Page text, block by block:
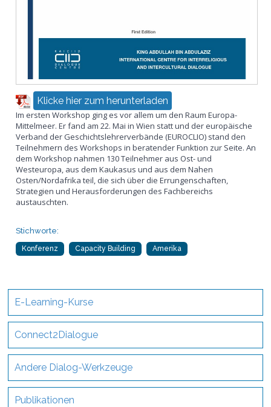
Klicke hier zum herunterladen
Im ersten Workshop ging es vor allem um den Raum Europa-
Mittelmeer. Er fand am 22. Mai in Wien statt und der europäische
Verband der Geschichtslehrerverbände (EUROCLIO) stand den
Teilnehmern des Workshops in beratender Funktion zur Seite. An
dem Workshop nahmen 130 Teilnehmer aus Ost- und
Westeuropa, aus dem Kaukasus und aus dem Nahen
Osten/Nordafrika teil, die sich über die Errungenschaften,
Strategien und Herausforderungen des Fachbereichs
austauschten.
Stichworte:
Konferenz Capacity Building Amerika
E-Learning-Kurse
Connect2Dialogue
Andere Dialog-Werkzeuge
Publikationen